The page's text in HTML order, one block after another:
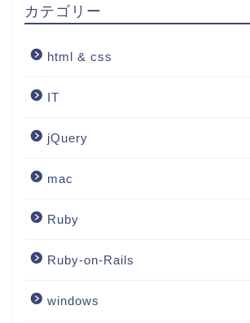
カテゴリー
html & css
IT
jQuery
mac
Ruby
Ruby-on-Rails
windows